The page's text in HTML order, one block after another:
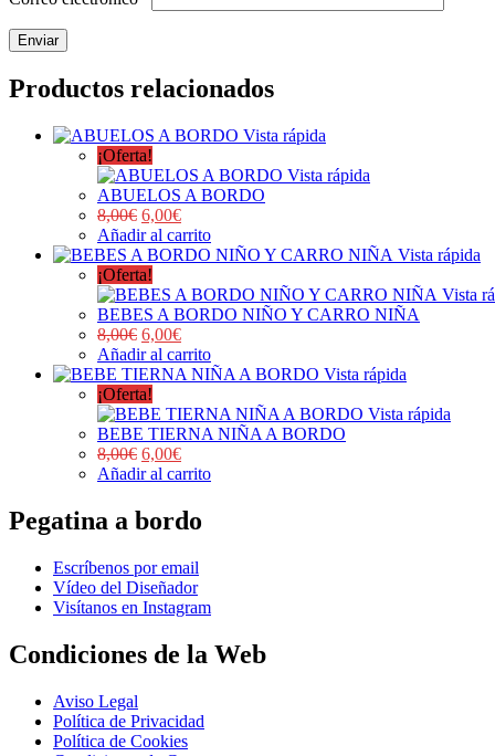
Productos relacionados
Vista rápida
¡Oferta!
Vista rápida
ABUELOS A BORDO
8,00€ 6,00€
Añadir al carrito
Vista rápida
¡Oferta!
Vista
BEBES A BORDO NIÑO Y CARRO NIÑA
8,00€ 6,00€
Añadir al carrito
Vista rápida
¡Oferta!
Vista rápida
BEBE TIERNA NIÑA A BORDO
8,00€ 6,00€
Añadir al carrito
Pegatina a bordo
Escríbenos por email
Vídeo del Diseñador
Visítanos en Instagram
Condiciones de la Web
Aviso Legal
Política de Privacidad
Política de Cookies